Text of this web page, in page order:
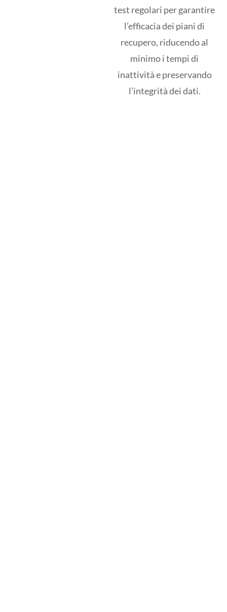
test regolari per garantire
l’efficacia dei piani di
recupero, riducendo al
minimo i tempi di
inattività e preservando
l’integrità dei dati.